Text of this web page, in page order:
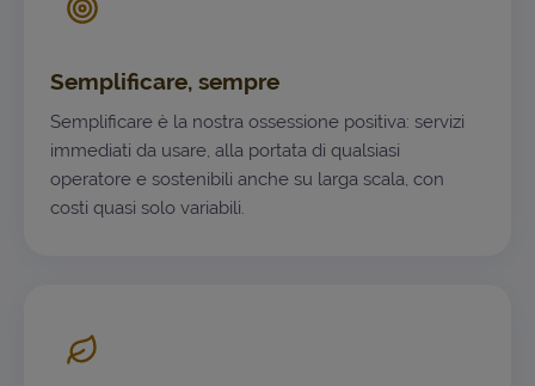
Semplificare, sempre
Semplificare è la nostra ossessione positiva: servizi
immediati da usare, alla portata di qualsiasi
operatore e sostenibili anche su larga scala, con
costi quasi solo variabili.